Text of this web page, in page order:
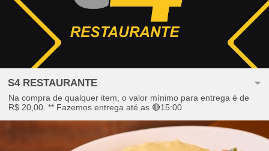
S4 RESTAURANTE
Na compra de qualquer item, o valor mínimo para entrega é de
R$ 20,00. ** Fazemos entrega até as 🔴15:00